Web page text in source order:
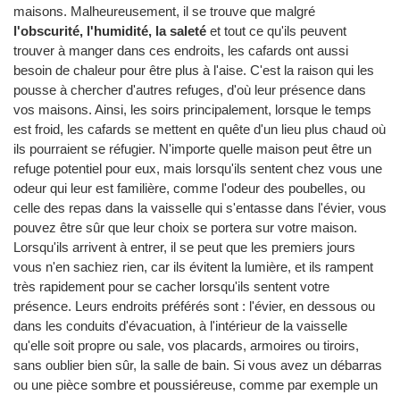
maisons. Malheureusement, il se trouve que malgré
l'obscurité, l'humidité, la saleté et tout ce qu'ils peuvent
trouver à manger dans ces endroits, les cafards ont aussi
besoin de chaleur pour être plus à l'aise. C'est la raison qui les
pousse à chercher d'autres refuges, d'où leur présence dans
vos maisons. Ainsi, les soirs principalement, lorsque le temps
est froid, les cafards se mettent en quête d'un lieu plus chaud où
ils pourraient se réfugier. N'importe quelle maison peut être un
refuge potentiel pour eux, mais lorsqu'ils sentent chez vous une
odeur qui leur est familière, comme l'odeur des poubelles, ou
celle des repas dans la vaisselle qui s'entasse dans l'évier, vous
pouvez être sûr que leur choix se portera sur votre maison.
Lorsqu'ils arrivent à entrer, il se peut que les premiers jours
vous n'en sachiez rien, car ils évitent la lumière, et ils rampent
très rapidement pour se cacher lorsqu'ils sentent votre
présence. Leurs endroits préférés sont : l'évier, en dessous ou
dans les conduits d'évacuation, à l'intérieur de la vaisselle
qu'elle soit propre ou sale, vos placards, armoires ou tiroirs,
sans oublier bien sûr, la salle de bain. Si vous avez un débarras
ou une pièce sombre et poussiéreuse, comme par exemple un